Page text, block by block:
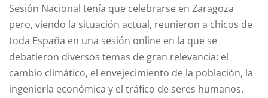
Sesión Nacional tenía que celebrarse en Zaragoza
pero, viendo la situación actual, reunieron a chicos de
toda España en una sesión online en la que se
debatieron diversos temas de gran relevancia: el
cambio climático, el envejecimiento de la población, la
ingeniería económica y el tráfico de seres humanos.